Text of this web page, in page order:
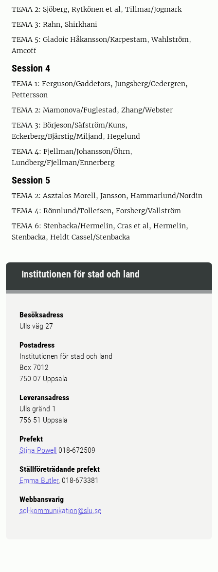
TEMA 2: Sjöberg, Rytkönen et al, Tillmar/Jogmark
TEMA 3: Rahn, Shirkhani
TEMA 5: Gladoic Håkansson/Karpestam, Wahlström,
Amcoff
Session 4
TEMA 1: Ferguson/Gaddefors, Jungsberg/Cedergren,
Pettersson
TEMA 2: Mamonova/Fuglestad, Zhang/Webster
TEMA 3: Börjeson/Säfström/Kuns,
Eckerberg/Bjärstig/Miljand, Hegelund
TEMA 4: Fjellman/Johansson/Öhrn,
Lundberg/Fjellman/Ennerberg
Session 5
TEMA 2: Asztalos Morell, Jansson, Hammarlund/Nordin
TEMA 4: Rönnlund/Tollefsen, Forsberg/Vallström
TEMA 6: Stenbacka/Hermelin, Cras et al, Hermelin,
Stenbacka, Heldt Cassel/Stenbacka
Institutionen för stad och land
Besöksadress
Ulls väg 27
Postadress
Institutionen för stad och land
Box 7012
750 07 Uppsala
Leveransadress
Ulls gränd 1
756 51 Uppsala
Prefekt
Stina Powell 018-672509
Ställföreträdande prefekt
Emma Butler, 018-673381
Webbansvarig
sol-kommunikation@slu.se